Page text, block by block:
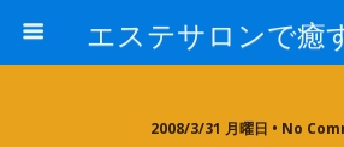
2008/3/31 月曜日 • No